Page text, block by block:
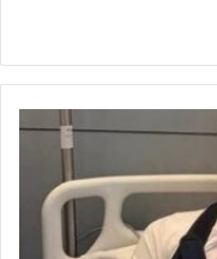
pour
longue